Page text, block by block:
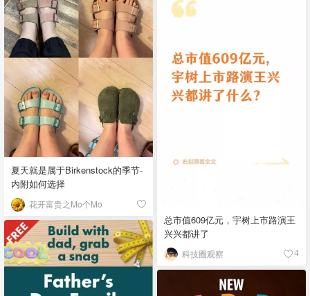
夏天就是属于Birkenstock的季节-
内附如何选择
花开富贵之Mo个Mo
总市值609亿元，宇树上市路演王
兴兴都讲了
科技圈观察 4